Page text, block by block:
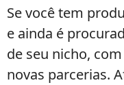
Se você tem
e ainda é
de seu nicho,
novas parcerias.